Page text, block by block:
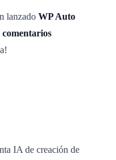
lanzado WP Auto
IA de creación de